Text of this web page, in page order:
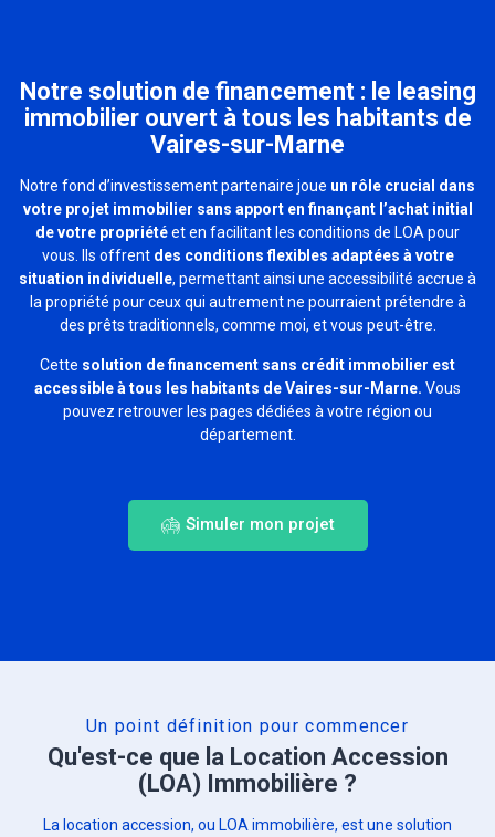
Notre solution de financement : le leasing
immobilier ouvert à tous les habitants de
Vaires-sur-Marne
Notre fond d’investissement partenaire joue un rôle crucial dans
votre projet immobilier sans apport en finançant l’achat initial
de votre propriétéet en facilitant les conditions de LOA pour
vous. Ils offrent des conditions flexibles adaptées à votre
situation individuelle, permettant ainsi une accessibilité accrue à
la propriété pour ceux qui autrement ne pourraient prétendre à
des prêts traditionnels, comme moi, et vous peut-être.
Cette solution de financement sans crédit immobilier est
accessible à tous les habitants de Vaires-sur-Marne. Vous
pouvez retrouver les pages dédiées à votre région ou
département.
Simuler mon projet
Un point définition pour commencer
Qu'est-ce que la Location Accession
(LOA) Immobilière ?
La location accession, ou LOA immobilière, est une solution